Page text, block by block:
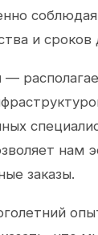
и сроков
—
нам
заказы.